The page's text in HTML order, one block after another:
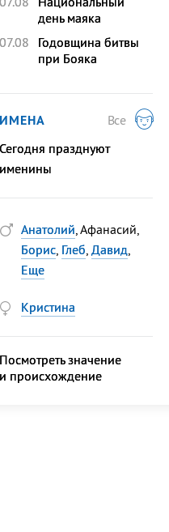
день маяка
07.08
Годовщина битвы
при Бояка
ИМЕНА
Все
Сегодня празднуют
именины
Анатолий, Афанасий,
Борис, Глеб, Давид,
Еще
Кристина
Посмотреть значение
и происхождение